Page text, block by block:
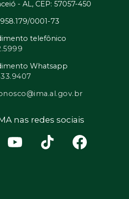
- AL, CEP: 57057-450
0001-73
telefônico
Whatsapp
nas redes sociais